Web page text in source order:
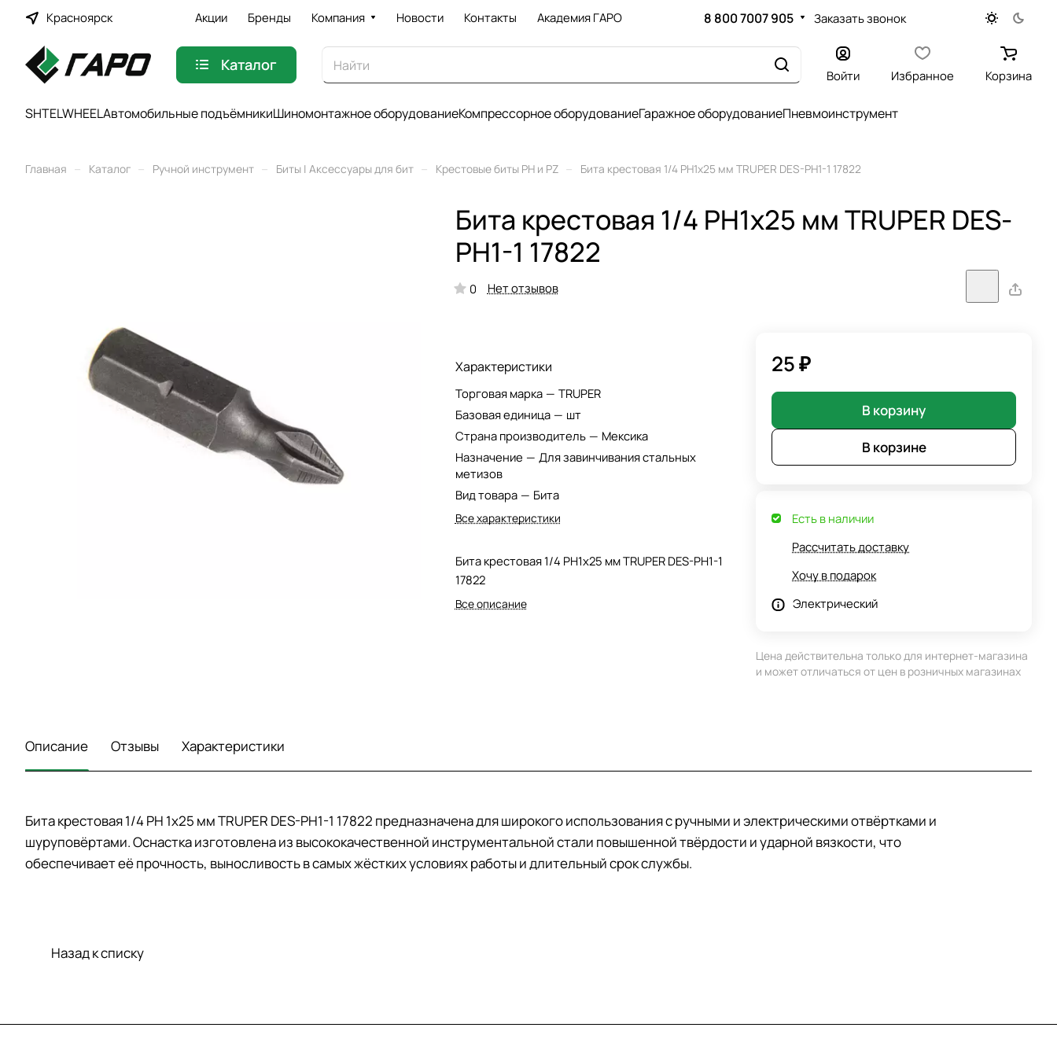
Красноярск Акции Бренды Компания Новости Контакты Академия ГАРО 8 800 7007 905 Заказать звонок
Каталог
Войти Избранное Корзина
SHTELWHEELАвтомобильные подъёмникиШиномонтажное оборудованиеКомпрессорное оборудованиеГаражное оборудованиеПневмоинструмент
Главная – Каталог – Ручной инструмент – Биты | Аксессуары для бит – Крестовые биты PH и PZ – Бита крестовая 1/4 PH1х25 мм TRUPER DES-PH1-1 17822
Бита крестовая 1/4 PH1х25 мм TRUPER DES-
PH1-1 17822
0 Нет отзывов
Характеристики
Торговая марка — TRUPER
Базовая единица — шт
Страна производитель — Мексика
Назначение — Для завинчивания стальных
метизов
Вид товара — Бита
Все характеристики
Бита крестовая 1/4 PH1х25 мм TRUPER DES-PH1-1
17822
Все описание
25 ₽
В корзину
В корзине
Есть в наличии
Рассчитать доставку
Хочу в подарок
Электрический
Цена действительна только для интернет-магазина
и может отличаться от цен в розничных магазинах
Описание Отзывы Характеристики
Бита крестовая 1/4 PH 1х25 мм TRUPER DES-PH1-1 17822 предназначена для широкого использования с ручными и электрическими отвёртками и
шуруповёртами. Оснастка изготовлена из высококачественной инструментальной стали повышенной твёрдости и ударной вязкости, что
обеспечивает её прочность, выносливость в самых жёстких условиях работы и длительный срок службы.
Назад к списку